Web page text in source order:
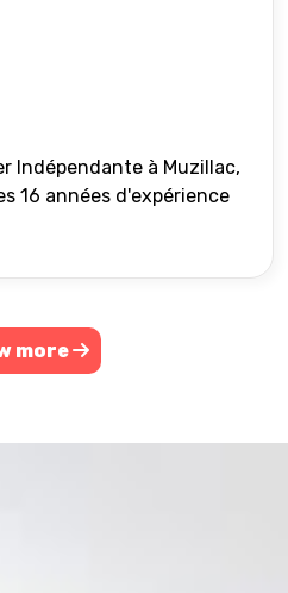
Indépendante à Muzillac,
16 années d'expérience
more